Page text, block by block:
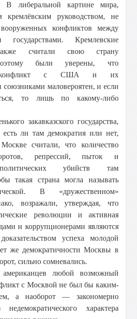
В либеральной картине мира,
кремлёвским руководством, не
конфликтов между
государствами. Кремлевские
считали свою страну
были уверены, что
конфликт с США и их
союзниками маловероятен, и если
то лишь по какому-либо
закавказского государства,
ли там демократия или нет,
считали, что количество
репрессий, пыток и
убийств там
такая страна могла называть
В «дружественном»
возражали, утверждая, что
революции и активная
и коррупционерами являются
успеха молодой
же демократичности Москвы в
сильно сомневались.
любой возможный
с Москвой не был бы каким-
а наоборот — закономерно
характера